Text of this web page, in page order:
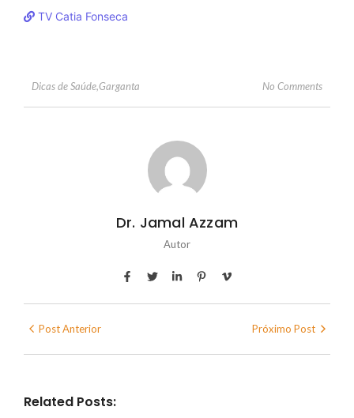
TV Catia Fonseca
Dicas de Saúde,Garganta No Comments
Dr. Jamal Azzam
Autor
Post Anterior Próximo Post
Related Posts: